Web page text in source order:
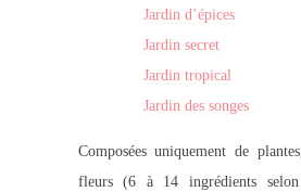
Jardin d’épices
Jardin secret
Jardin tropical
Jardin des songes
Composées uniquement de
fleurs (6 à 14 ingrédients